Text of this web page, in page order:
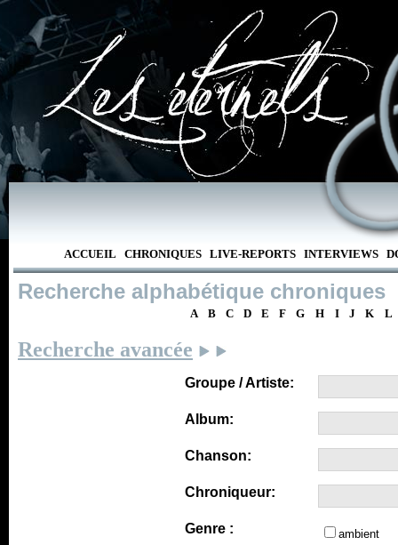
ACCUEIL CHRONIQUES LIVE-REPORTS INTERVIEWS
Recherche alphabétique chroniques
A B C D E F G H I J K L
Recherche avancée
Groupe / Artiste:
Album:
Chanson:
Chroniqueur:
Genre :
ambient